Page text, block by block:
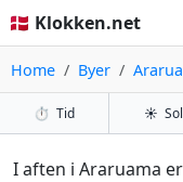
🇩🇰 Klokken.net
Home Byer
⏱️ Tid ☀️ Sol
I aften i Araruama